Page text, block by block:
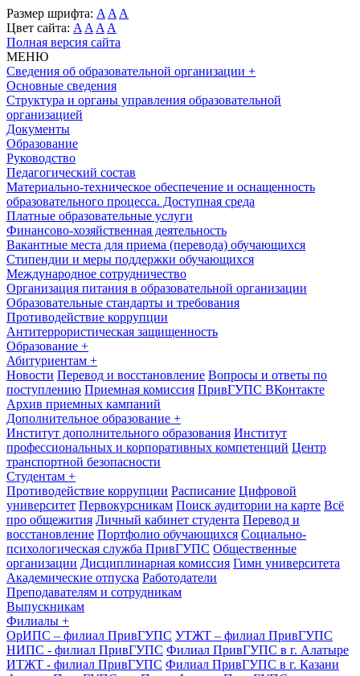
Размер шрифта: A A A
Цвет сайта: A A A A
Полная версия сайта
МЕНЮ
Сведения об образовательной организации +
Основные сведения
Структура и органы управления образовательной
организацией
Документы
Образование
Руководство
Педагогический состав
Материально-техническое обеспечение и оснащенность
образовательного процесса. Доступная среда
Платные образовательные услуги
Финансово-хозяйственная деятельность
Вакантные места для приема (перевода) обучающихся
Стипендии и меры поддержки обучающихся
Международное сотрудничество
Организация питания в образовательной организации
Образовательные стандарты и требования
Противодействие коррупции
Антитеррористическая защищенность
Образование +
Абитуриентам +
Новости Перевод и восстановление Вопросы и ответы по
поступлению Приемная комиссия ПривГУПС ВКонтакте
Архив приемных кампаний
Дополнительное образование +
Институт дополнительного образования Институт
профессиональных и корпоративных компетенций Центр
транспортной безопасности
Студентам +
Противодействие коррупции Расписание Цифровой
университет Первокурсникам Поиск аудитории на карте Всё
про общежития Личный кабинет студента Перевод и
восстановление Портфолио обучающихся Социально-
психологическая служба ПривГУПС Общественные
организации Дисциплинарная комиссия Гимн университета
Академические отпуска Работодатели
Преподавателям и сотрудникам
Выпускникам
Филиалы +
ОрИПС – филиал ПривГУПС УТЖТ – филиал ПривГУПС
НИПС - филиал ПривГУПС Филиал ПривГУПС в г. Алатыре
ИТЖТ - филиал ПривГУПС Филиал ПривГУПС в г. Казани